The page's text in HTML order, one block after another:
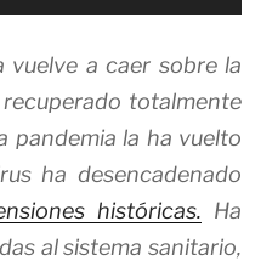
vuelve a caer sobre la
totalmente
pandemia la ha vuelto
ha desencadenado
históricas. Ha
al sistema sanitario,